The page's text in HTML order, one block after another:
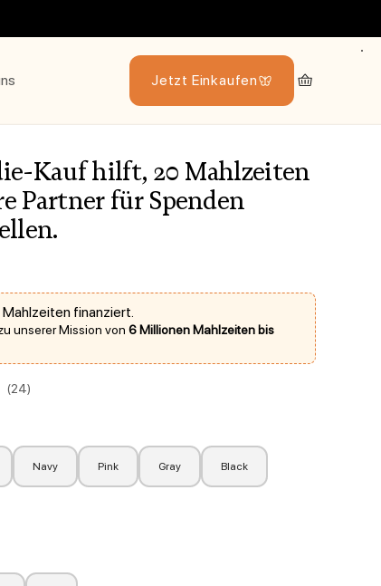
Jetzt Einkaufen
Warenkorb
Kauf hilft, 20 Mahlzeiten
Partner für Spenden
Mahlzeiten finanziert.
unserer Mission von6 Millionen Mahlzeiten bis
(24)
Navy Pink Gray Black